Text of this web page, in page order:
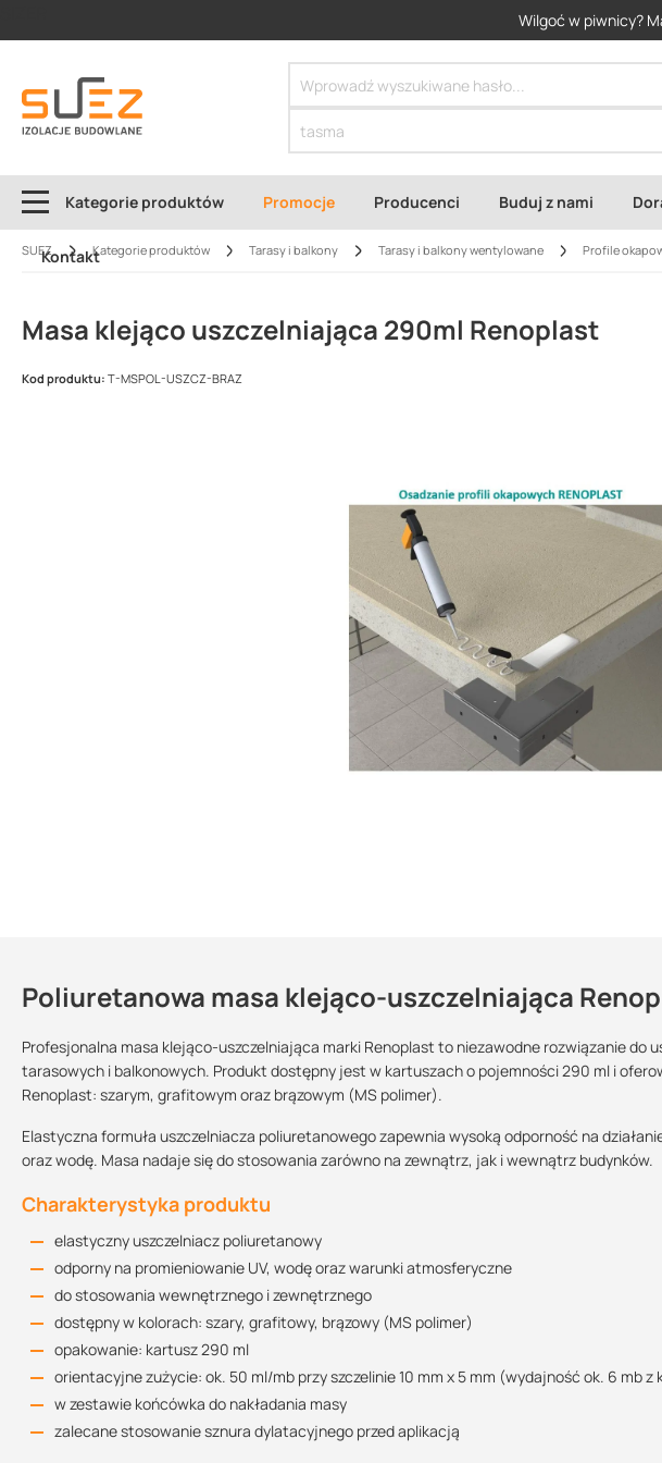
Wilgoć w piwnicy?
Kategorie produktów Promocje Producenci Buduj z nami
Kontakt
SUEZ Kategorie produktów Tarasy i balkony Tarasy i balkony wentylowane Profile
Masa klejąco uszczelniająca 290ml Renoplast
Kod produktu: T-MSPOL-USZCZ-BRAZ
Poliuretanowa masa klejąco-uszczelniająca
Profesjonalna masa klejąco-uszczelniająca marki Renoplast to niezawodne rozwiązanie do
tarasowych i balkonowych. Produkt dostępny jest w kartuszach o pojemności 290 ml i
Renoplast: szarym, grafitowym oraz brązowym (MS polimer).
Elastyczna formuła uszczelniacza poliuretanowego zapewnia wysoką odporność na
oraz wodę. Masa nadaje się do stosowania zarówno na zewnątrz, jak i wewnątrz budynków.
Charakterystyka produktu
elastyczny uszczelniacz poliuretanowy
odporny na promieniowanie UV, wodę oraz warunki atmosferyczne
do stosowania wewnętrznego i zewnętrznego
dostępny w kolorach: szary, grafitowy, brązowy (MS polimer)
opakowanie: kartusz 290 ml
orientacyjne zużycie: ok. 50 ml/mb przy szczelinie 10 mm x 5 mm (wydajność ok. 6 mb z
w zestawie końcówka do nakładania masy
zalecane stosowanie sznura dylatacyjnego przed aplikacją
Sprzedajemy na:
sztuki
Podlega zwrotowi?:
tak
Kontakt
Maszy